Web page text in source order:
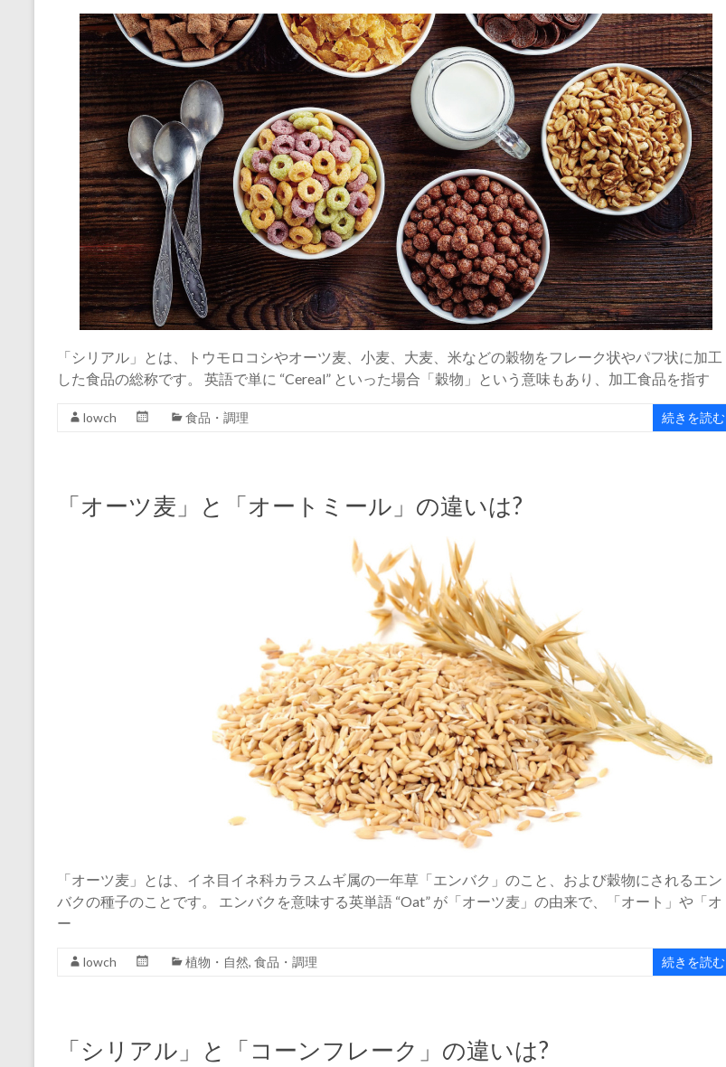
「シリアル」とは、トウモロコシやオーツ麦、小麦、大麦、米などの穀物をフレーク状やパフ状に加工
した食品の総称です。 英語で単に “Cereal” といった場合「穀物」という意味もあり、加工食品を指す
lowch 食品・調理 続きを読む
「オーツ麦」と「オートミール」の違いは?
「オーツ麦」とは、イネ目イネ科カラスムギ属の一年草「エンバク」のこと、および穀物にされるエン
バクの種子のことです。 エンバクを意味する英単語 “Oat” が「オーツ麦」の由来で、「オート」や「オ
ー
lowch 植物・自然, 食品・調理 続きを読む
「シリアル」と「コーンフレーク」の違いは?